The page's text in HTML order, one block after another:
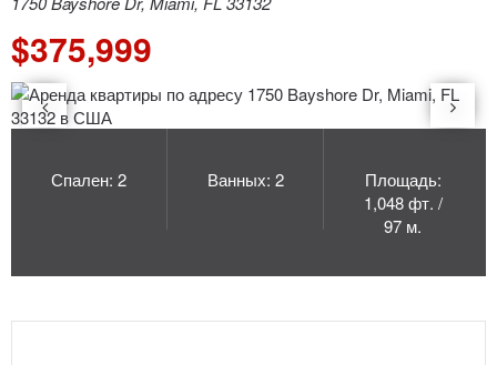
$375,999
Спален: 2 Ванных: 2
Площадь:
1,048 фт. /
97 м.